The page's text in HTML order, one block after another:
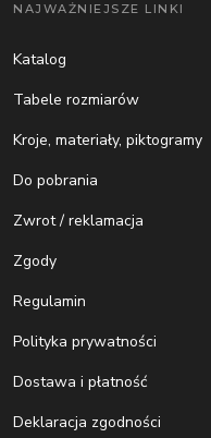
NAJWAŻNIEJSZE LINKI
Katalog
Tabele rozmiarów
Kroje, materiały, piktogramy
Do pobrania
Zwrot / reklamacja
Zgody
Regulamin
Polityka prywatności
Dostawa i płatność
Deklaracja zgodności